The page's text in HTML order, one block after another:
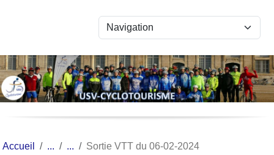
Accueil Sortie VTT du 06-02-2024